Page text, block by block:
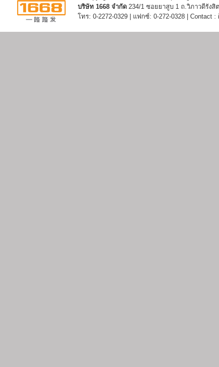
บริษัท 1668 จำกัด 234/1 ซอยยาสูบ 1 ถ.วิภาวดีรัง
โทร: 0-2272-0329 | แฟกซ์: 0-272-0328 | Contact